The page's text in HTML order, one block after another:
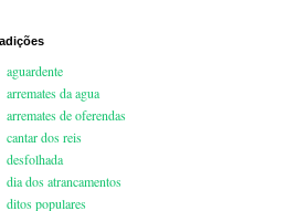
aguardente
arremates da agua
arremates de oferendas
cantar dos reis
desfolhada
dia dos atrancamentos
ditos populares